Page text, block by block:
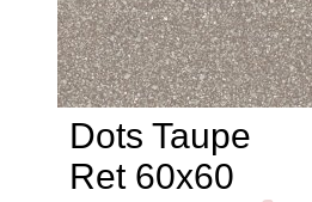
Dots Taupe
Ret 60x60